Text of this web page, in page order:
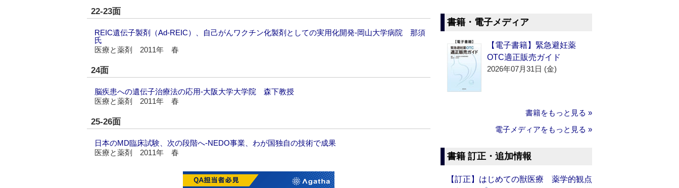
22-23面
REIC遺伝子製剤（Ad-REIC）、自己がんワクチン化製剤としての実用化開発‐岡山大学病院 那須
氏
医療と薬剤 2011年 春
24面
脳疾患への遺伝子治療法の応用‐大阪大学大学院 森下教授
医療と薬剤 2011年 春
25-26面
日本のMD臨床試験、次の段階へ‐NEDO事業、わが国独自の技術で成果
医療と薬剤 2011年 春
書籍・電子メディア
【電子書籍】緊急避妊薬
OTC適正販売ガイド
2026年07月31日 (金)
書籍をもっと見る »
電子メディアをもっと見る »
書籍 訂正・追加情報
【訂正】はじめての獣医療 薬学的観点